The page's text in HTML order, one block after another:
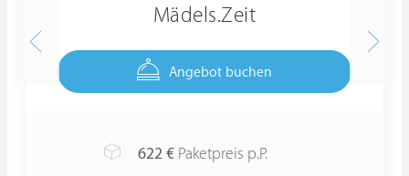
Mädels.Zeit
Angebot buchen
622 € Paketpreis p.P.